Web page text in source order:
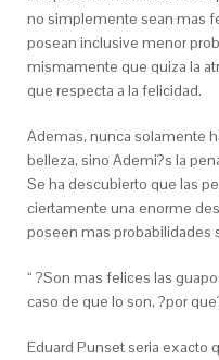
no simplemente sean mas
posean inclusive menor
mismamente que quiza la
que respecta a la felicidad.
Ademas, nunca solamente
belleza, sino Ademi?s la
Se ha descubierto que las
ciertamente una enorme
poseen mas probabilidades
“ ?Son mas felices las
caso de que lo son, ?por
Eduard Punset seri­a exacto